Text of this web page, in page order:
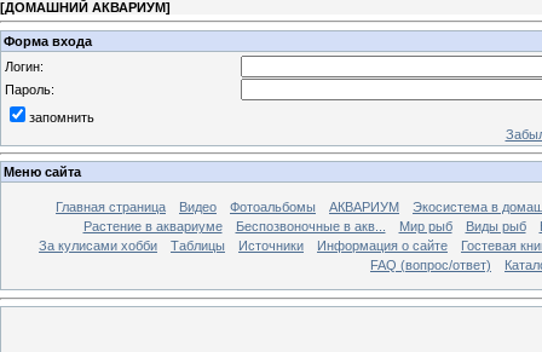
[ДОМАШНИЙ АКВАРИУМ]
Форма входа
Логин:
Пароль:
запомнить
Меню сайта
Главная страница Видео Фотоальбомы АКВАРИУМ
Экосистема в
Растение в аквариуме
Беспозвоночные в акв... Мир рыб Виды рыб
За кулисами хобби
Таблицы Источники Информация о сайте
Гостевая
FAQ (вопрос/ответ)